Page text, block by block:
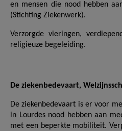
en mensen die nood hebben
(Stichting Ziekenwerk).
Verzorgde vieringen,
religieuze begeleiding.
De ziekenbedevaart,
De ziekenbedevaart is er voor
in Lourdes nood hebben aan
met een beperkte mobiliteit.